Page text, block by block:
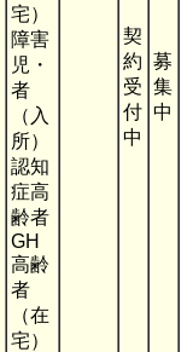
宅）
障害
児・
者
（入
所）
認知
症高
齢者
GH
高齢
者
（在
宅）
契
約
受
付
中
募
集
中